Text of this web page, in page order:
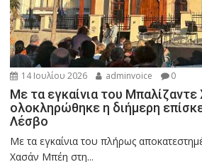
14 Ιουλίου 2026 adminvoice 0
Με τα εγκαίνια του
ολοκληρώθηκε η διήμερη
Λέσβο
Με τα εγκαίνια του πλήρως
Χασάν Μπέη στη...